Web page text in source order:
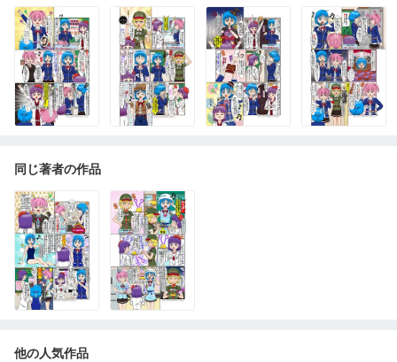
同じ著者の作品
他の人気作品